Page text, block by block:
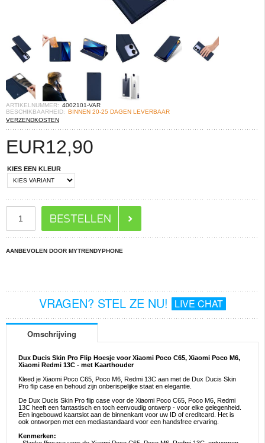
ARTIKELNUMMER: 4002101-VAR
BESCHIKBAARHEID: BINNEN 20-25 DAGEN LEVERBAAR
VERZENDKOSTEN
EUR12,90
KIES EEN KLEUR
AANBEVOLEN DOOR MYTRENDYPHONE
VRAGEN? STEL ZE NU! LIVE CHAT
Omschrijving
Dux Ducis Skin Pro Flip Hoesje voor Xiaomi Poco C65, Xiaomi Poco M6,
Xiaomi Redmi 13C - met Kaarthouder
Kleed je Xiaomi Poco C65, Poco M6, Redmi 13C aan met de Dux Ducis Skin
Pro flip case en behoud zijn onberispelijke staat en elegantie.
De Dux Ducis Skin Pro flip case voor de Xiaomi Poco C65, Poco M6, Redmi
13C heeft een fantastisch en toch eenvoudig ontwerp - voor elke gelegenheid.
Een ingebouwd kaartslot aan de binnenkant voor uw ID of creditcard. Het is
ook ontworpen met een mediastandaard voor een handsfree ervaring.
Kenmerken: